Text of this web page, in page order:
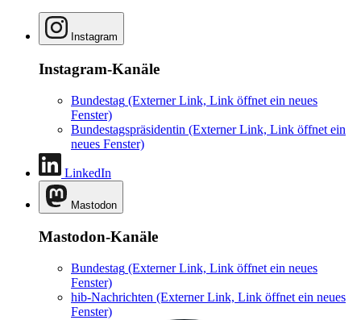
Instagram
Instagram-Kanäle
Bundestag (Externer Link, Link öffnet ein neues
Fenster)
Bundestagspräsidentin (Externer Link, Link öffnet ein
neues Fenster)
LinkedIn
Mastodon
Mastodon-Kanäle
Bundestag (Externer Link, Link öffnet ein neues
Fenster)
hib-Nachrichten (Externer Link, Link öffnet ein neues
Fenster)